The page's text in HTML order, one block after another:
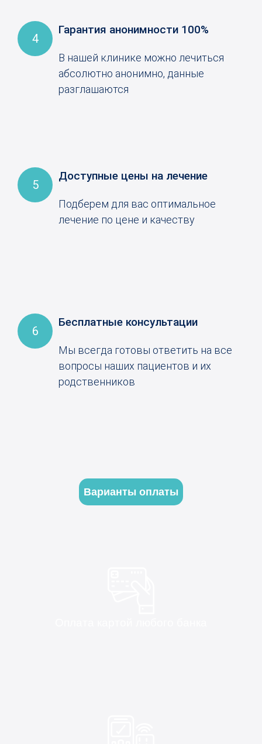
4
Гарантия анонимности 100%
В нашей клинике можно лечиться
абсолютно анонимно, данные
разглашаются
5
Доступные цены на лечение
Подберем для вас оптимальное
лечение по цене и качеству
6
Бесплатные консультации
Мы всегда готовы ответить на все
вопросы наших пациентов и их
родственников
Варианты оплаты